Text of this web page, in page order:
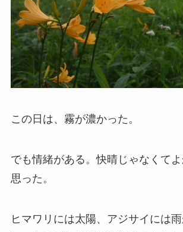
この日は、霧が濃かった。
でも情緒がある。快晴じゃなくてよ
思った。
ヒマワリには太陽、アジサイには